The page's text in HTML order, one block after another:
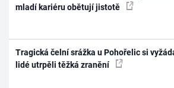
mladí kariéru obětují jistotě
Tragická čelní srážka u Pohořelic si
lidé utrpěli těžká zranění